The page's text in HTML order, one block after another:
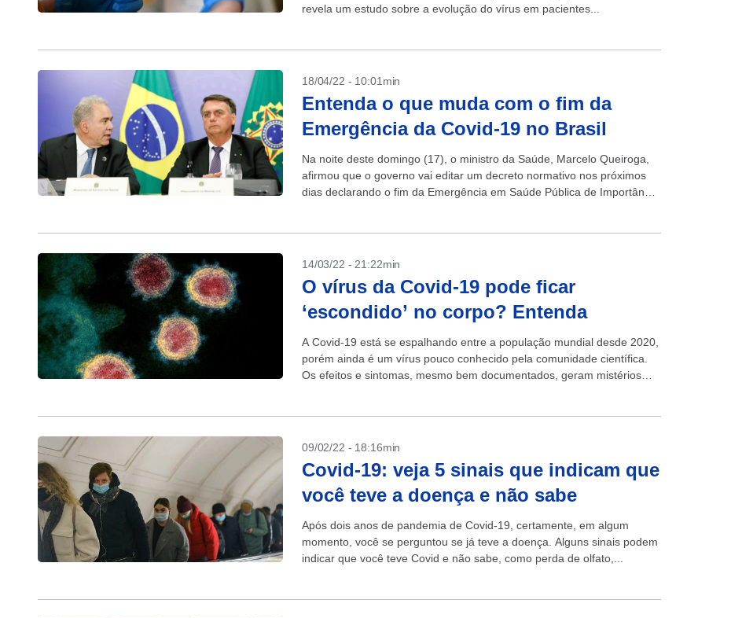
revela um estudo sobre a evolução do vírus em pacientes...
18/04/22 - 10:01min
Entenda o que muda com o fim da
Emergência da Covid-19 no Brasil
Na noite deste domingo (17), o ministro da Saúde, Marcelo Queiroga,
afirmou que o governo vai editar um decreto normativo nos próximos
dias declarando o fim da Emergência em Saúde Pública de Importância
14/03/22 - 21:22min
O vírus da Covid-19 pode ficar
‘escondido’ no corpo? Entenda
A Covid-19 está se espalhando entre a população mundial desde 2020,
porém ainda é um vírus pouco conhecido pela comunidade científica.
Os efeitos e sintomas, mesmo bem documentados, geram mistérios
09/02/22 - 18:16min
Covid-19: veja 5 sinais que indicam que
você teve a doença e não sabe
Após dois anos de pandemia de Covid-19, certamente, em algum
momento, você se perguntou se já teve a doença. Alguns sinais podem
indicar que você teve Covid e não sabe, como perda de olfato,...